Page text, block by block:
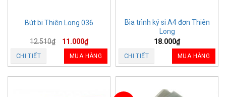
Bút bi Thiên Long 036
12.510₫ 11.000₫
CHI TIẾT MUA HÀNG
Bìa trình ký si A4 đơn Thiên
Long
18.000₫
CHI TIẾT MUA HÀNG